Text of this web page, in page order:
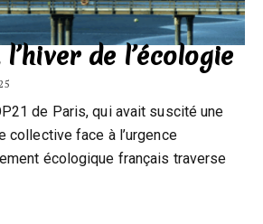
de l’écologie
de Paris, qui avait suscité une
collective face à l’urgence
écologique français traverse